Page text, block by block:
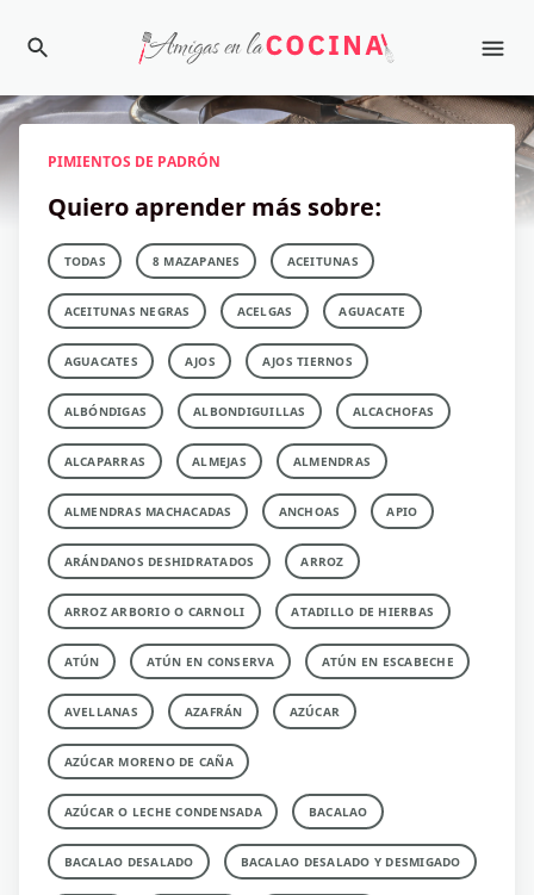
PIMIENTOS DE PADRÓN
Quiero aprender más sobre:
TODAS 8 MAZAPANES ACEITUNAS
ACEITUNAS NEGRAS ACELGAS AGUACATE
AGUACATES AJOS AJOS TIERNOS
ALBÓNDIGAS ALBONDIGUILLAS ALCACHOFAS
ALCAPARRAS ALMEJAS ALMENDRAS
ALMENDRAS MACHACADAS ANCHOAS APIO
ARÁNDANOS DESHIDRATADOS ARROZ
ARROZ ARBORIO O CARNOLI ATADILLO DE HIERBAS
ATÚN ATÚN EN CONSERVA ATÚN EN ESCABECHE
AVELLANAS AZAFRÁN AZÚCAR
AZÚCAR MORENO DE CAÑA
AZÚCAR O LECHE CONDENSADA BACALAO
BACALAO DESALADO BACALAO DESALADO Y DESMIGADO